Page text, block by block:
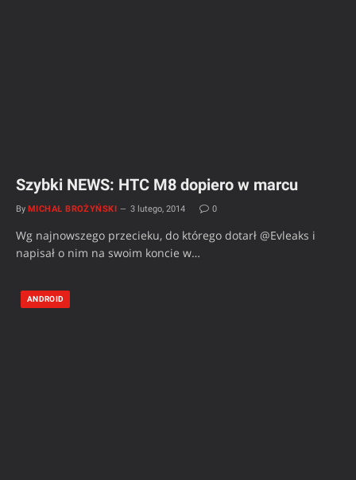
Szybki NEWS: HTC M8 dopiero w marcu
By MICHAŁ BROŻYŃSKI 3 lutego, 2014 0
Wg najnowszego przecieku, do którego dotarł @Evleaks i
napisał o nim na swoim koncie w…
ANDROID